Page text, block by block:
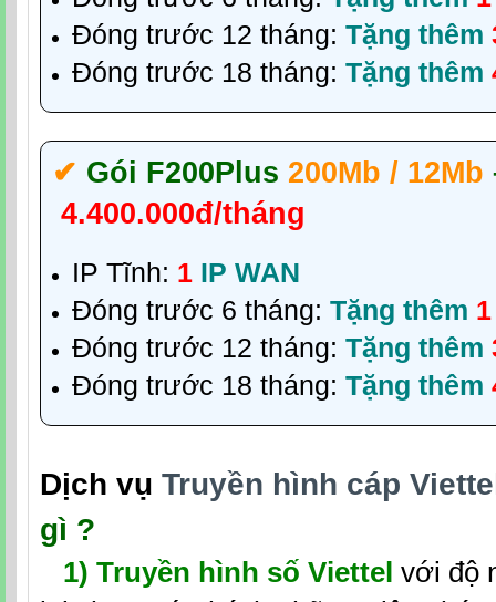
Đóng trước 12 tháng: Tặng thêm
Đóng trước 18 tháng: Tặng thêm
✔‎ Gói F200Plus 200Mb / 12Mb
4.400.000đ/tháng
IP Tĩnh: 1 IP WAN
Đóng trước 6 tháng: Tặng thêm 1
Đóng trước 12 tháng: Tặng thêm
Đóng trước 18 tháng: Tặng thêm
Dịch vụ Truyền hình cáp
gì ?
1) Truyền hình số Viettel với độ